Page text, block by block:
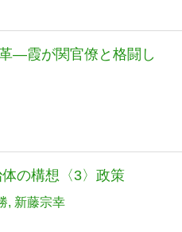
―霞が関官僚と格闘し
の構想〈3〉政策
新藤宗幸